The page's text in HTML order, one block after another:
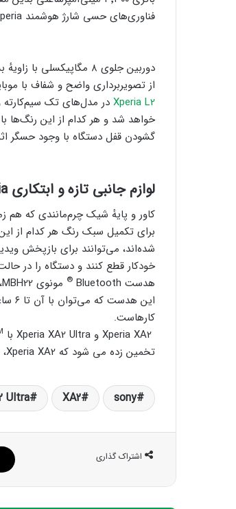
فناوری‌های حسی شارژ هوشمند Xperia سالم ماندن باتری در دورهٔ عمرش را تضمین می‌کند.
از تصویربرداری واضح و شفاف با
Xperia L2 در مدل‌های تک
خواهد شد و هر کدام از این رنگ‌ها
گشودن قفل دستگاه با وجود حسگر
لوازم جانبی تازه و ابتکاری
برای تکمیل سبک رنگ هر کدام از
شده‌اند، می‌توانند برای بازپخش
خودکار قطع کنند و دستگاه را در حالت
هدست ‎ Bluetooth
®
کارهاست.
Xperia XA2 و Xperia XA2 Ultra با Android 8.0 Oreo
تخمین زده می شود که Xperia XA2، ‏ Xperia XA2 Ultraو Xperia L2 در فروردین ماه دربازار ایران موجود شود.
sony
XA2
Ultra
اشتراک گذاری